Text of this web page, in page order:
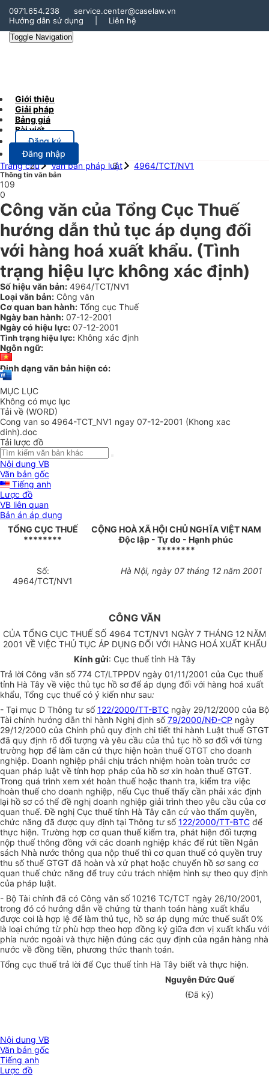
0971.654.238
service.center@caselaw.vn
Hướng dẫn sử dụng
Liên hệ
Toggle Navigation
Giới thiệu
Giải pháp
Bảng giá
Bài viết
Đăng ký
Đăng nhập
Trang chủ
Văn bản pháp luật 4964/TCT/NV1
Thông tin văn bản
109
0
Công văn của Tổng Cục Thuế
hướng dẫn thủ tục áp dụng đối
với hàng hoá xuất khẩu. (Tình
trạng hiệu lực không xác định)
Số hiệu văn bản: 4964/TCT/NV1
Loại văn bản: Công văn
Cơ quan ban hành: Tổng cục Thuế
Ngày ban hành: 07-12-2001
Ngày có hiệu lực: 07-12-2001
Tình trạng hiệu lực: Không xác định
Ngôn ngữ:
Định dạng văn bản hiện có:
MỤC LỤC
Không có mục lục
Tải về (WORD)
Cong van so 4964-TCT_NV1 ngay 07-12-2001 (Khong xac
dinh).doc
Tải lược đồ
Nội dung VB
Văn bản gốc
Tiếng anh
Lược đồ
VB liên quan
Bản án áp dụng
TỔNG CỤC THUẾ
********
CỘNG HOÀ XÃ HỘI CHỦ NGHĨA VIỆT NAM
Độc lập - Tự do - Hạnh phúc
********
Số:
4964/TCT/NV1
Hà Nội, ngày 07 tháng 12 năm 2001
CÔNG VĂN
CỦA TỔNG CỤC THUẾ SỐ 4964 TCT/NV1 NGÀY 7 THÁNG 12 NĂM
2001 VỀ VIỆC THỦ TỤC ÁP DỤNG ĐỐI VỚI HÀNG HOÁ XUẤT KHẨU
Kính gửi: Cục thuế tỉnh Hà Tây
Trả lời Công văn số 774 CT/LTPPDV ngày 01/11/2001 của Cục thuế
tỉnh Hà Tây về việc thủ tục hồ sơ để áp dụng đối với hàng hoá xuất
khẩu, Tổng cục thuế có ý kiến như sau:
- Tại mục D Thông tư số122/2000/TT-BTC ngày 29/12/2000 của Bộ
Tài chính hướng dẫn thi hành Nghị định số79/2000/NĐ-CP ngày
29/12/2000 của Chính phủ quy định chi tiết thi hành Luật thuế GTGT
đã quy định rõ đối tượng và yêu cầu của thủ tục hồ sơ đối với từng
trường hợp để làm căn cứ thực hiện hoàn thuế GTGT cho doanh
nghiệp. Doanh nghiệp phải chịu trách nhiệm hoàn toàn trước cơ
quan pháp luật về tính hợp pháp của hồ sơ xin hoàn thuế GTGT.
Trong quá trình xem xét hoàn thuế hoặc thanh tra, kiểm tra việc
hoàn thuế cho doanh nghiệp, nếu Cục thuế thấy cần phải xác định
lại hồ sơ có thể đề nghị doanh nghiệp giải trình theo yêu cầu của cơ
quan thuế. Đề nghị Cục thuế tỉnh Hà Tây căn cứ vào thẩm quyền,
chức năng đã được quy định tại Thông tư số122/2000/TT-BTC để
thực hiện. Trường hợp cơ quan thuế kiểm tra, phát hiện đối tượng
nộp thuế thông đồng với các doanh nghiệp khác để rút tiền Ngân
sách Nhà nước thông qua nộp thuế thì cơ quan thuế có quyền truy
thu số thuế GTGT đã hoàn và xử phạt hoặc chuyển hồ sơ sang cơ
quan thuế chức năng để truy cứu trách nhiệm hình sự theo quy định
của pháp luật.
- Bộ Tài chính đã có Công văn số 10216 TC/TCT ngày 26/10/2001,
trong đó có hướng dẫn về chứng từ thanh toán hàng xuất khẩu
được coi là hợp lệ để làm thủ tục, hồ sơ áp dụng mức thuế suất 0%
là loại chứng từ phù hợp theo hợp đồng ký giữa đơn vị xuất khẩu với
phía nước ngoài và thực hiện đúng các quy định của ngân hàng nhà
nước về đồng tiền, phương thức thanh toán.
Tổng cục thuế trả lời để Cục thuế tỉnh Hà Tây biết và thực hiện.
Nguyễn Đức Quế
(Đã ký)
Nội dung VB
Văn bản gốc
Tiếng anh
Lược đồ